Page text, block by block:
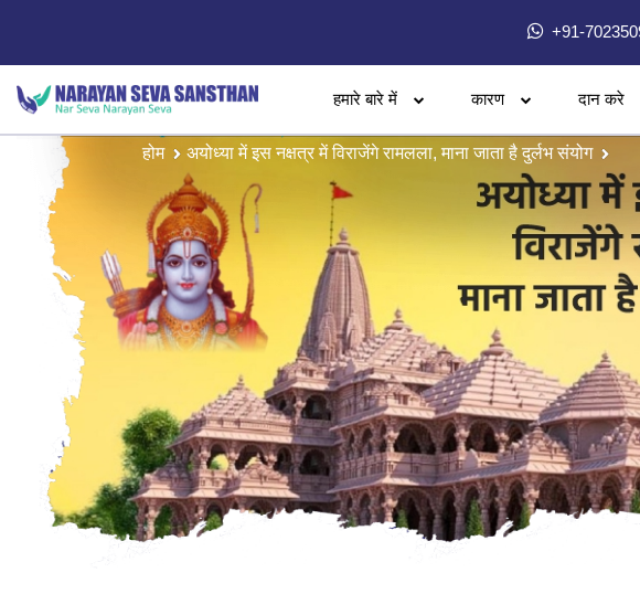
+91-
हमारे बारे में कारण दान करे
होम अयोध्या में इस नक्षत्र में विराजेंगे रामलला, माना जाता है दुर्लभ संयोग